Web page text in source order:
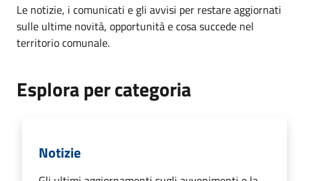
Le notizie, i comunicati e gli avvisi per restare aggiornati
sulle ultime novità, opportunità e cosa succede nel
territorio comunale.
Esplora per categoria
Notizie